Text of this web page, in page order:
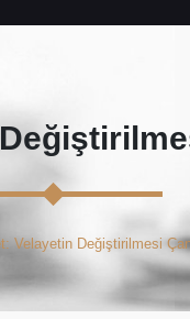
Velayetin Değiştirilmesi